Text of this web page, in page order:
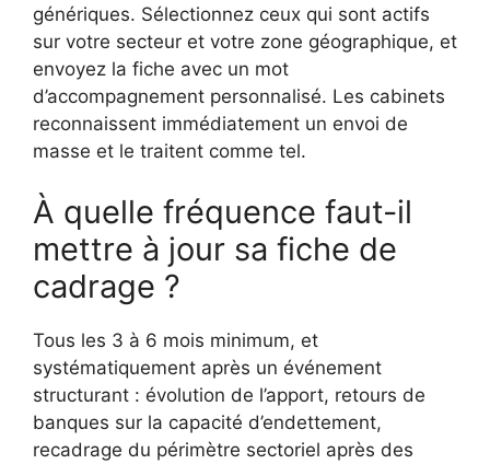
génériques. Sélectionnez ceux qui sont actifs
sur votre secteur et votre zone géographique, et
envoyez la fiche avec un mot
d’accompagnement personnalisé. Les cabinets
reconnaissent immédiatement un envoi de
masse et le traitent comme tel.
À quelle fréquence faut-il
mettre à jour sa fiche de
cadrage ?
Tous les 3 à 6 mois minimum, et
systématiquement après un événement
structurant : évolution de l’apport, retours de
banques sur la capacité d’endettement,
recadrage du périmètre sectoriel après des